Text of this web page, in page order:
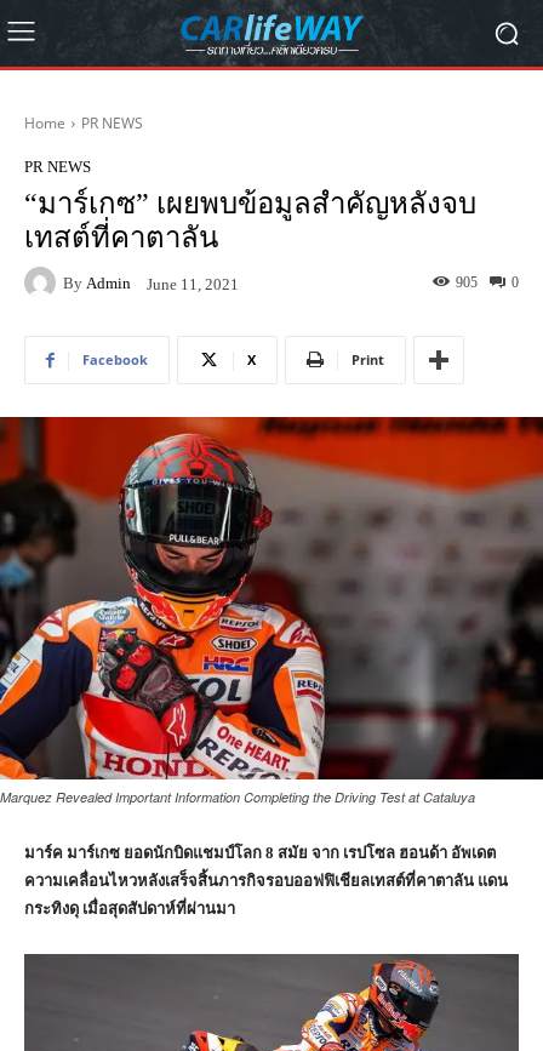
Home PR NEWS
PR NEWS
“มาร์เกซ” เผยพบข้อมูลสำคัญหลังจบ
เทสต์ที่คาตาลัน
By Admin June 11, 2021 0
905
Facebook X Print
Marquez Revealed Important Information Completing the Driving Test at Cataluya
มาร์ค มาร์เกซ ยอดนักบิดแชมป์โลก 8 สมัย จาก เรปโซล ฮอนด้า อัพเดต
ความเคลื่อนไหวหลังเสร็จสิ้นภารกิจรอบออฟฟิเชียลเทสต์ที่คาตาลัน แดน
กระทิงดุ เมื่อสุดสัปดาห์ที่ผ่านมา